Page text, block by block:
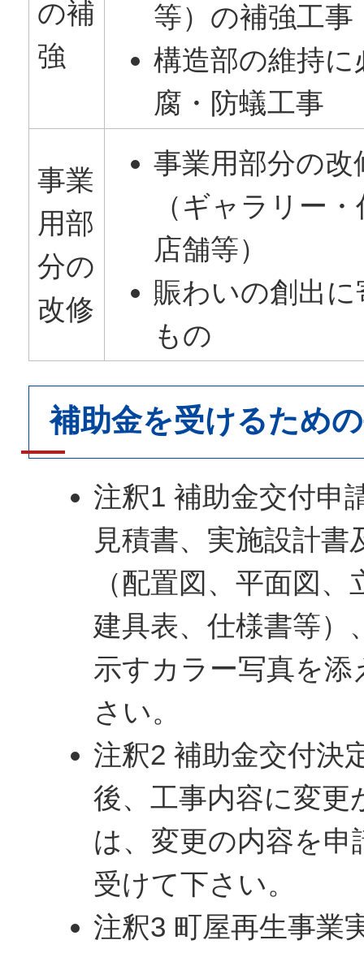
の補
強
等）の補強工事
構造部の維持に
腐・防蟻工事
事業
用部
分の
改修
事業用部分の改
（ギャラリー
店舗等）
賑わいの創出
もの
補助金を受けるため
注釈1 補助金交付申
見積書、実施設計書
（配置図、平面図
建具表、仕様書等）
示すカラー写真を添
さい。
注釈2 補助金交付決
後、工事内容に変更
は、変更の内容を申
受けて下さい。
注釈3 町屋再生事業